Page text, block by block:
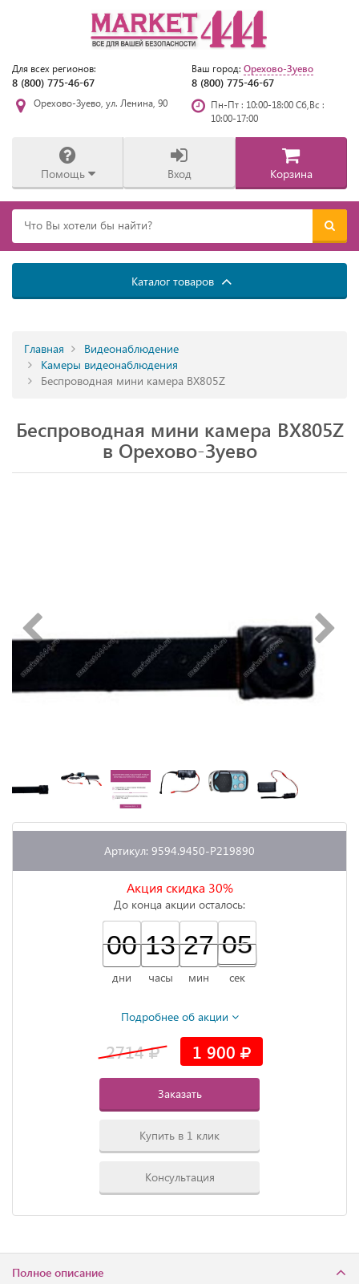
Для всех регионов:
8 (800) 775-46-67
Ваш город: Орехово-Зуево
8 (800) 775-46-67
Орехово-Зуево, ул. Ленина, 90
Пн-Пт : 10:00-18:00 Сб,Вс :
10:00-17:00
Помощь Вход Корзина
Каталог товаров
Главная
Видеонаблюдение
Камеры видеонаблюдения
Беспроводная мини камера BX805Z
Беспроводная мини камера BX805Z
в Орехово-Зуево
Артикул: 9594.9450-P219890
Акция скидка 30%
До конца акции осталось:
00
00
00
дни
13
13
00
часы
27
27
00
мин
05
05
06
сек
Подробнее об акции
2714 1 900
Заказать
Купить в 1 клик
Консультация
Полное описание